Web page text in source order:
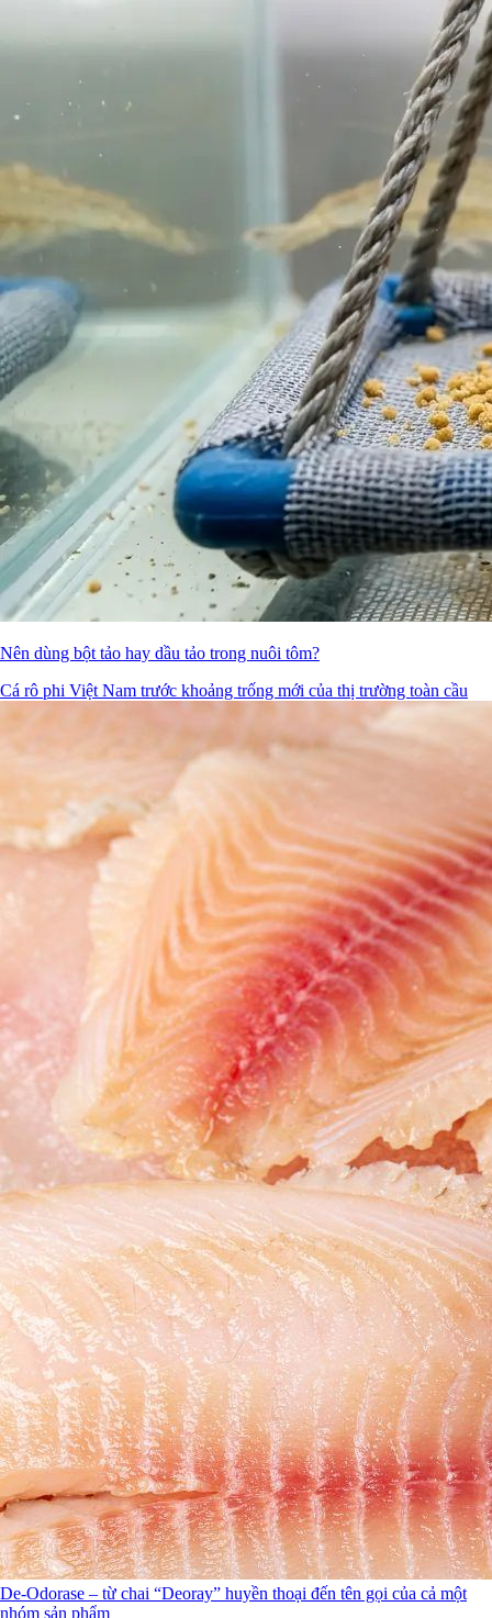
Nên dùng bột tảo hay dầu tảo trong nuôi tôm?
Cá rô phi Việt Nam trước khoảng trống mới của thị trường toàn cầu
De-Odorase – từ chai “Deoray” huyền thoại đến tên gọi của cả một
nhóm sản phẩm